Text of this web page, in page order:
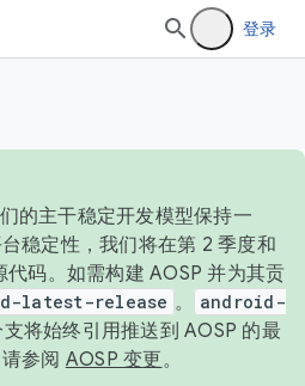
登录
的主干稳定开发模型保持一
稳定性，我们将在第 2 季度和
码。如需构建 AOSP 并为其贡
latest-release 。
android-
将始终引用推送到 AOSP 的最
参阅 AOSP 变更。